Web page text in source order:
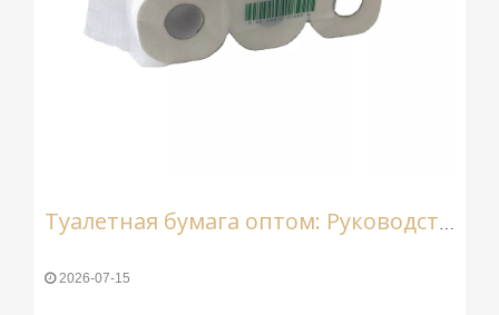
Туалетная бумага оптом: Руководство покупателя Baoda
2026-07-15